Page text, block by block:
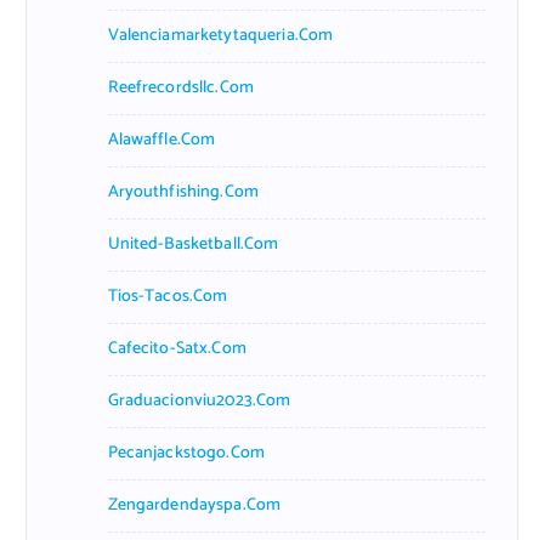
Valenciamarketytaqueria.com
Reefrecordsllc.com
Alawaffle.com
Aryouthfishing.com
United-Basketball.com
Tios-Tacos.com
Cafecito-Satx.com
Graduacionviu2023.com
Pecanjackstogo.com
Zengardendayspa.com